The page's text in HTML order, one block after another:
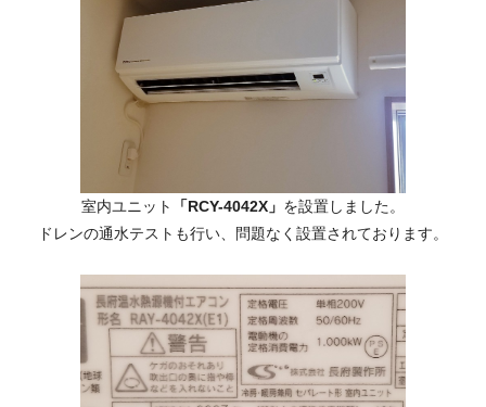
室内ユニット 「RCY-4042X」 を設置しました。
ドレンの通水テストも行い、問題なく設置されております。